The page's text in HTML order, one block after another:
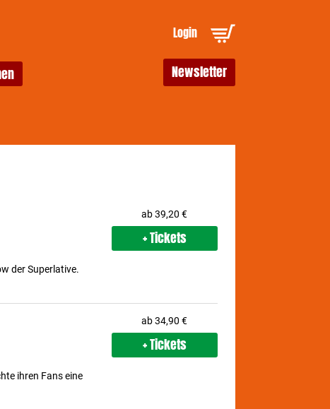
Login
Newsletter
der Superlative.
ab 39,20 €
+ Tickets
ihren Fans eine
ab 34,90 €
+ Tickets